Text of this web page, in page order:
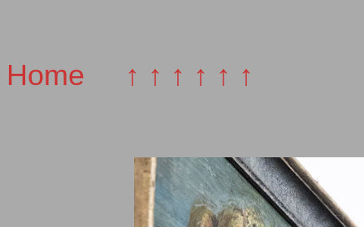
Home ↑ ↑ ↑ ↑ ↑ ↑